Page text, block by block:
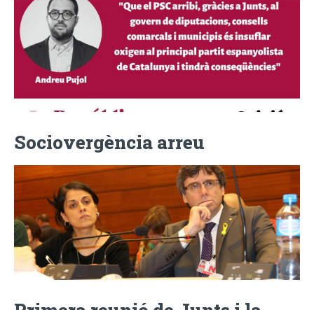
Sociovergència arreu